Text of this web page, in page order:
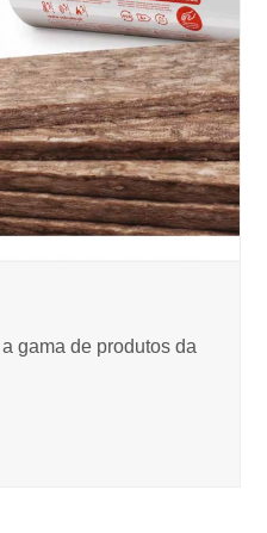
gama de produtos da